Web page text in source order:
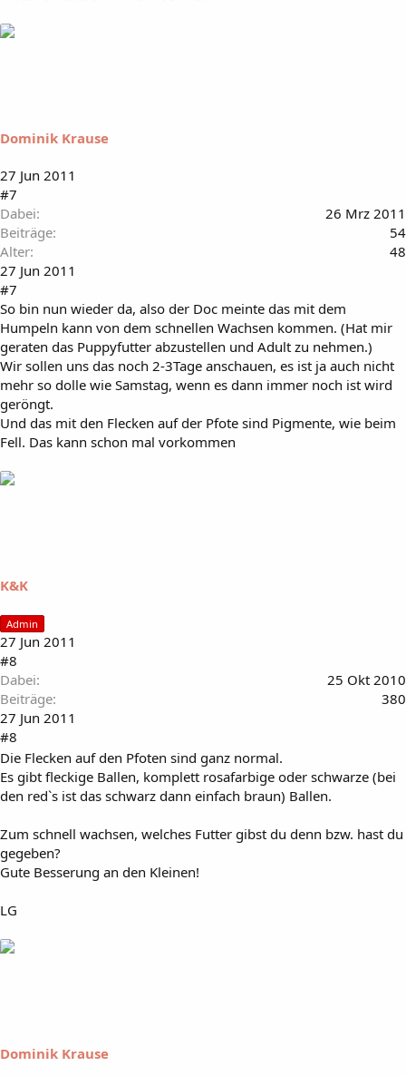
Dominik Krause
27 Jun 2011
#7
Dabei
26 Mrz 2011
Beiträge
54
Alter
48
27 Jun 2011
#7
So bin nun wieder da, also der Doc meinte das mit dem
Humpeln kann von dem schnellen Wachsen kommen. (Hat mir
geraten das Puppyfutter abzustellen und Adult zu nehmen.)
Wir sollen uns das noch 2-3Tage anschauen, es ist ja auch nicht
mehr so dolle wie Samstag, wenn es dann immer noch ist wird
geröngt.
Und das mit den Flecken auf der Pfote sind Pigmente, wie beim
Fell. Das kann schon mal vorkommen
K&K
Admin
27 Jun 2011
#8
Dabei
25 Okt 2010
Beiträge
380
27 Jun 2011
#8
Die Flecken auf den Pfoten sind ganz normal.
Es gibt fleckige Ballen, komplett rosafarbige oder schwarze (bei
den red`s ist das schwarz dann einfach braun) Ballen.
Zum schnell wachsen, welches Futter gibst du denn bzw. hast du
gegeben?
Gute Besserung an den Kleinen!
LG
Dominik Krause